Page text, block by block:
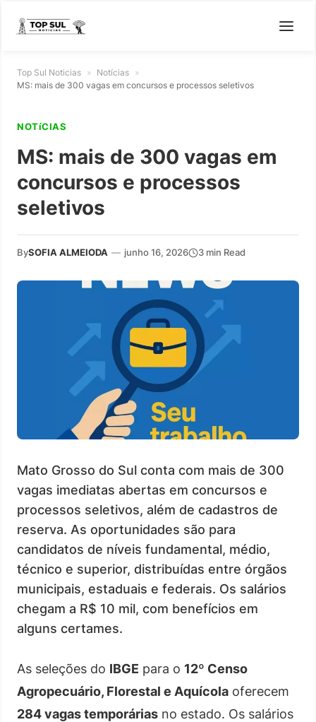
Top Sul Noticias » Notícias »
MS: mais de 300 vagas em concursos e processos seletivos
NOTíCIAS
MS: mais de 300 vagas em
concursos e processos
seletivos
BySOFIA ALMEIODA — junho 16, 2026 3 min Read
Mato Grosso do Sul conta com mais de 300
vagas imediatas abertas em concursos e
processos seletivos, além de cadastros de
reserva. As oportunidades são para
candidatos de níveis fundamental, médio,
técnico e superior, distribuídas entre órgãos
municipais, estaduais e federais. Os salários
chegam a R$ 10 mil, com benefícios em
alguns certames.
As seleções do IBGE para o 12º Censo
Agropecuário, Florestal e Aquícola oferecem
284 vagas temporárias no estado. Os salários